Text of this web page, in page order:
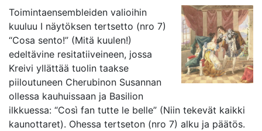
Toimintaensembleiden valioihin
kuuluu I näytöksen tertsetto (nro 7)
“Cosa sento!” (Mitä kuulen!)
edeltävine resitatiiveineen, jossa
Kreivi yllättää tuolin taakse
piiloutuneen Cherubinon Susannan
ollessa kauhuissaan ja Basilion
ilkkuessa: “Così fan tutte le belle” (Niin tekevät kaikki
kaunottaret). Ohessa tertseton (nro 7) alku ja päätös.